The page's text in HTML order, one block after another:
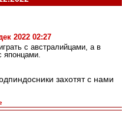
2022 02:27
с австралийцами, а в
японцами.
захотят с нами